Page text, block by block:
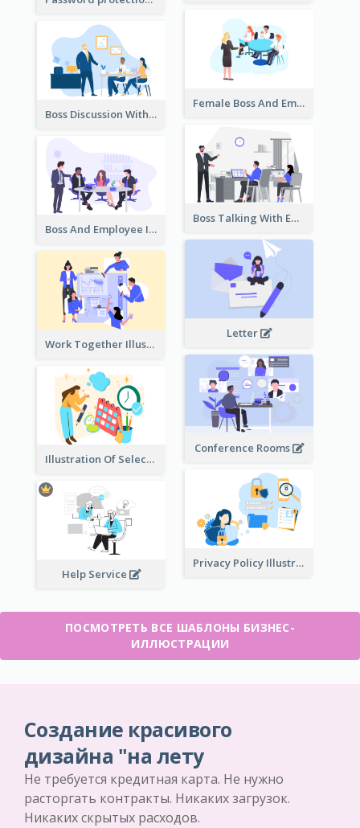
Female Boss And Employee Illustration
Boss Discussion With Employee Illustration
Boss Talking With Employee Illustration
Boss And Employee Illustration
Letter
Work Together Illustration
Conference Rooms
Illustration Of Select Date & Time
Privacy Policy Illustration
Help Service
ПОСМОТРЕТЬ ВСЕ ШАБЛОНЫ БИЗНЕС-
ИЛЛЮСТРАЦИИ
Создание красивого
дизайна "на лету
Не требуется кредитная карта. Не нужно
расторгать контракты. Никаких загрузок.
Никаких скрытых расходов.